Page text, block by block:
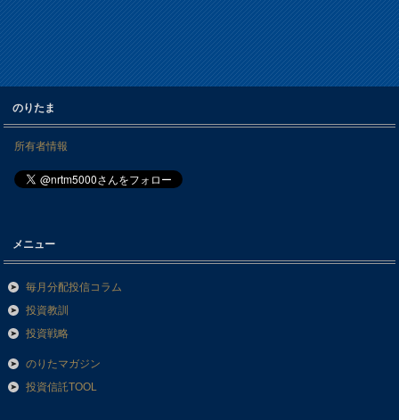
のりたま
所有者情報
メニュー
毎月分配投信コラム
投資教訓
投資戦略
のりたマガジン
投資信託TOOL